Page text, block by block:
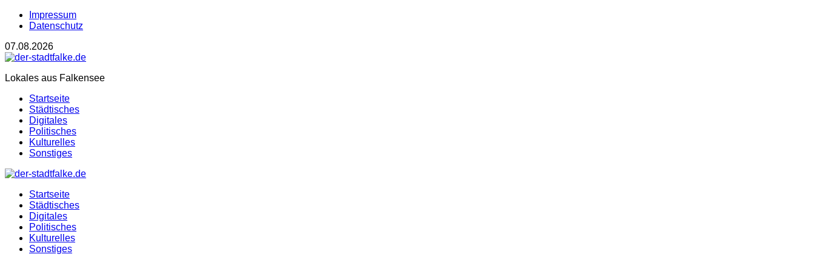
Impressum
Datenschutz
07.08.2026
Lokales aus Falkensee
Startseite
Städtisches
Digitales
Politisches
Kulturelles
Sonstiges
Startseite
Städtisches
Digitales
Politisches
Kulturelles
Sonstiges